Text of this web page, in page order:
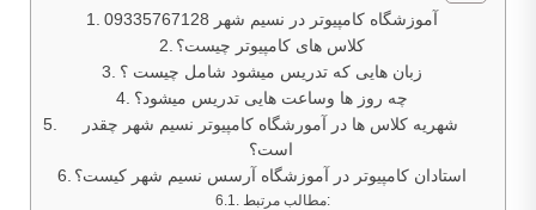
آموزشگاه کامپیوتر در نسیم شهر 09335767128
کلاس های کامپیوتر چیست؟
زبان هایی که تدریس میشود شامل چیست ؟
چه روز ها وساعت هایی تدریس میشود؟
شهریه کلاس ها در آمورشگاه کامپیوتر نسیم شهر چقدر
است؟
استادان کامپیوتر در آموزشگاه آرسس نسیم شهر کیست؟
مطالب مرتبط: